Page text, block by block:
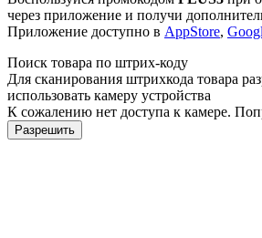
через приложение и получи
Приложение доступно в AppStore,
Поиск товара по штрих-коду
Для сканирования штрихкода товара
использовать камеру устройства
К сожалению нет доступа к камере.
Разрешить